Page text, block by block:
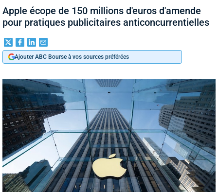
Apple écope de 150 millions d'euros d'amende
pour pratiques publicitaires anticoncurrentielles
Ajouter ABC Bourse à vos sources préférées